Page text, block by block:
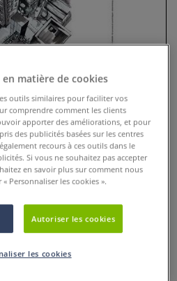
Canson The
matière de cookies
outils similaires pour faciliter vos
comprendre comment les clients
apporter des améliorations, et pour
des publicités basées sur les centres
recours à ces outils dans le
Si vous ne souhaitez pas accepter
en savoir plus sur comment nous
Personnaliser les cookies ».
Autoriser les cookies
les cookies